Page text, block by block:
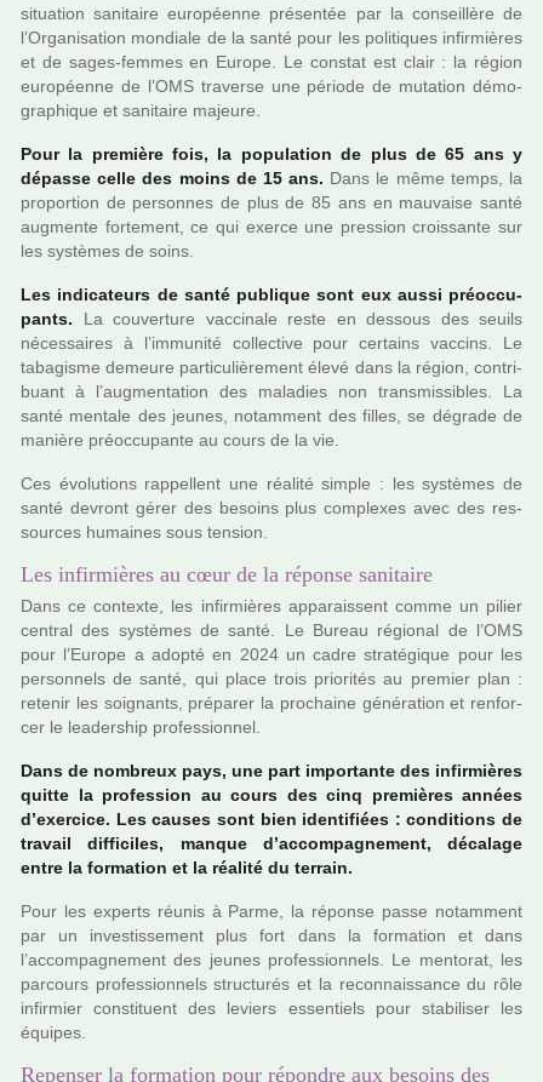
situa­tion sani­taire euro­péenne pré­sen­tée par la conseillère de
l’Organisation mon­diale de la santé pour les poli­ti­ques infir­miè­res
et de sages-femmes en Europe. Le cons­tat est clair : la région
euro­péenne de l’OMS tra­verse une période de muta­tion démo­
gra­phi­que et sani­taire majeure.
Pour la pre­mière fois, la popu­la­tion de plus de 65 ans y
dépasse celle des moins de 15 ans. Dans le même temps, la
pro­por­tion de per­son­nes de plus de 85 ans en mau­vaise santé
aug­mente for­te­ment, ce qui exerce une pres­sion crois­sante sur
les sys­tè­mes de soins.
Les indi­ca­teurs de santé publi­que sont eux aussi préoc­cu­
pants. La cou­ver­ture vac­ci­nale reste en des­sous des seuils
néces­sai­res à l’immu­nité col­lec­tive pour cer­tains vac­cins. Le
taba­gisme demeure par­ti­cu­liè­re­ment élevé dans la région, contri­
buant à l’aug­men­ta­tion des mala­dies non trans­mis­si­bles. La
santé men­tale des jeunes, notam­ment des filles, se dégrade de
manière préoc­cu­pante au cours de la vie.
Ces évolutions rap­pel­lent une réa­lité simple : les sys­tè­mes de
santé devront gérer des besoins plus com­plexes avec des res­
sour­ces humai­nes sous ten­sion.
Les infirmières au cœur de la réponse sanitaire
Dans ce contexte, les infir­miè­res appa­rais­sent comme un pilier
cen­tral des sys­tè­mes de santé. Le Bureau régio­nal de l’OMS
pour l’Europe a adopté en 2024 un cadre stra­té­gi­que pour les
per­son­nels de santé, qui place trois prio­ri­tés au pre­mier plan :
rete­nir les soi­gnants, pré­pa­rer la pro­chaine géné­ra­tion et ren­for­
cer le lea­der­ship pro­fes­sion­nel.
Dans de nom­breux pays, une part impor­tante des infir­miè­res
quitte la pro­fes­sion au cours des cinq pre­miè­res années
d’exer­cice. Les causes sont bien iden­ti­fiées : condi­tions de
tra­vail dif­fi­ci­les, manque d’accom­pa­gne­ment, déca­lage
entre la for­ma­tion et la réa­lité du ter­rain.
Pour les experts réunis à Parme, la réponse passe notam­ment
par un inves­tis­se­ment plus fort dans la for­ma­tion et dans
l’accom­pa­gne­ment des jeunes pro­fes­sion­nels. Le men­to­rat, les
par­cours pro­fes­sion­nels struc­tu­rés et la reconnais­sance du rôle
infir­mier cons­ti­tuent des leviers essen­tiels pour sta­bi­li­ser les
équipes.
Repenser la formation pour répondre aux besoins des